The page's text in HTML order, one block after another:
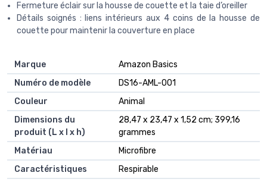
Fermeture éclair sur la housse de couette et la taie d’oreiller
Détails soignés : liens intérieurs aux 4 coins de la housse de
couette pour maintenir la couverture en place
Marque
‎Amazon Basics
Numéro de modèle
‎DS16-AML-001
Couleur
‎Animal
Dimensions du
produit (L x l x h)
‎28,47 x 23,47 x 1,52 cm; 399,16
grammes
Matériau
‎Microfibre
Caractéristiques
‎Respirable